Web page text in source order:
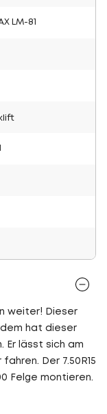
LM-81
weiter! Dieser
hat dieser
Er lässt sich am
Der 7.50R15
Felge montieren.